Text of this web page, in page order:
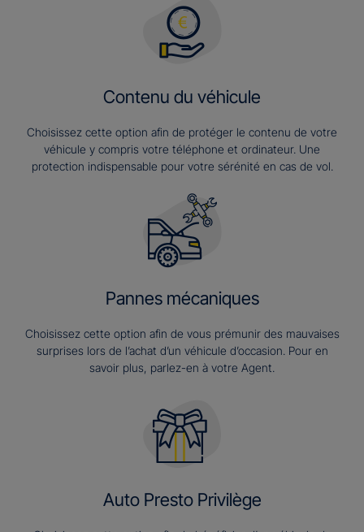
Contenu du véhicule
Choisissez cette option afin de protéger le contenu de votre
véhicule y compris votre téléphone et ordinateur. Une
protection indispensable pour votre sérénité en cas de vol.
Pannes mécaniques
Choisissez cette option afin de vous prémunir des mauvaises
surprises lors de l’achat d’un véhicule d’occasion. Pour en
savoir plus, parlez-en à votre Agent.
Auto Presto Privilège